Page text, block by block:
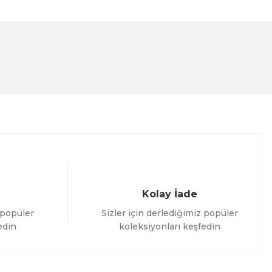
Kolay İade
Sizler için derlediğimiz popüler
koleksiyonları keşfedin